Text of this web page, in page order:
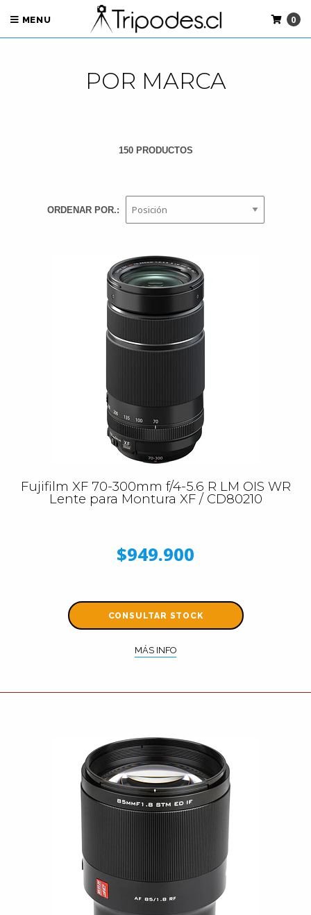
MENU 0
POR MARCA
150 PRODUCTOS
ORDENAR POR.:
Fujifilm XF 70-300mm f/4-5.6 R LM OIS WR
Lente para Montura XF / CD80210
$949.900
CONSULTAR STOCK
MÁS INFO